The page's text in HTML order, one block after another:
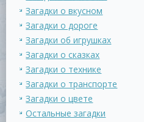
Загадки о вкусном
Загадки о дороге
Загадки об игрушках
Загадки о сказках
Загадки о технике
Загадки о транспорте
Загадки о цвете
Остальные загадки